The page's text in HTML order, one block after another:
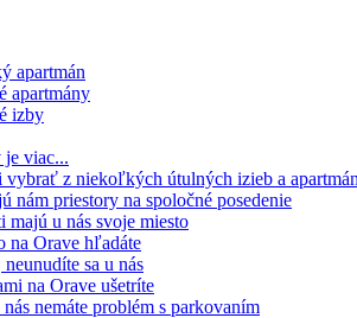
apartmán
apartmány
izby
viac...
vybrať z niekoľkých útulných izieb a
nám priestory na spoločné posedenie
majú u nás svoje miesto
na Orave hľadáte
sa u nás
na Orave ušetríte
nás nemáte problém s parkovaním